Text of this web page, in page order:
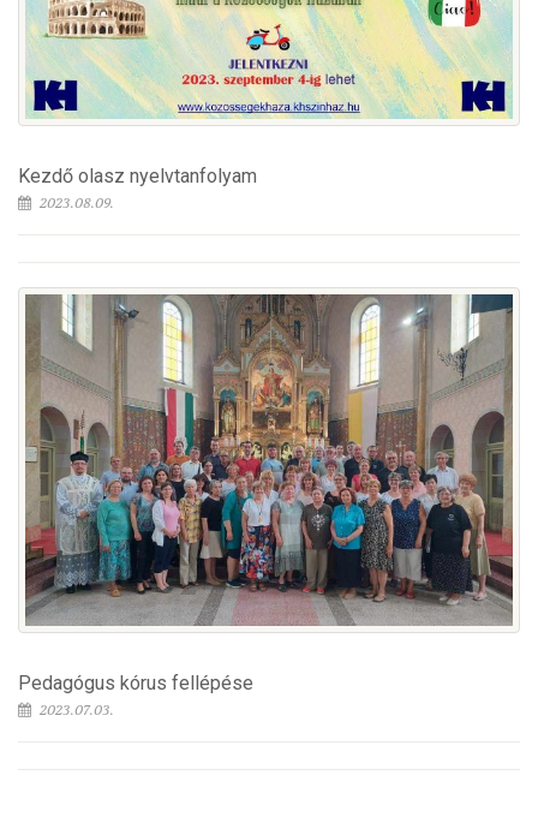
Kezdő olasz nyelvtanfolyam
2023.08.09.
Pedagógus kórus fellépése
2023.07.03.